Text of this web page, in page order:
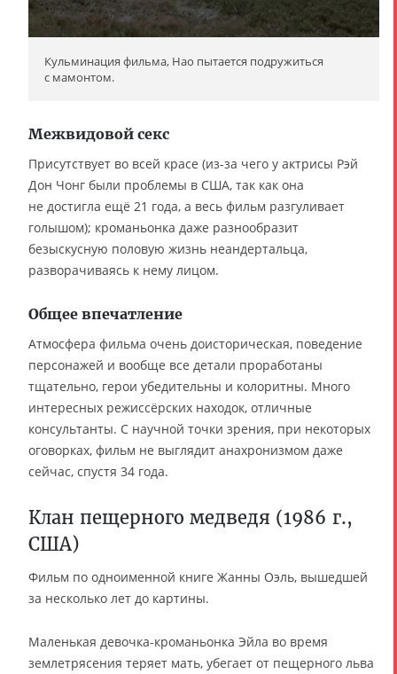
Кульминация фильма, Нао пытается подружиться
с мамонтом.
Межвидовой секс
Присутствует во всей красе (из-за чего у актрисы Рэй
Дон Чонг были проблемы в США, так как она
не достигла ещё 21 года, а весь фильм разгуливает
голышом); кроманьонка даже разнообразит
безыскусную половую жизнь неандертальца,
разворачиваясь к нему лицом.
Общее впечатление
Атмосфера фильма очень доисторическая, поведение
персонажей и вообще все детали проработаны
тщательно, герои убедительны и колоритны. Много
интересных режиссёрских находок, отличные
консультанты. С научной точки зрения, при некоторых
оговорках, фильм не выглядит анахронизмом даже
сейчас, спустя 34 года.
Клан пещерного медведя (1986 г.,
США)
Фильм по одноименной книге Жанны Оэль, вышедшей
за несколько лет до картины.
Маленькая девочка-кроманьонка Эйла во время
землетрясения теряет мать, убегает от пещерного льва